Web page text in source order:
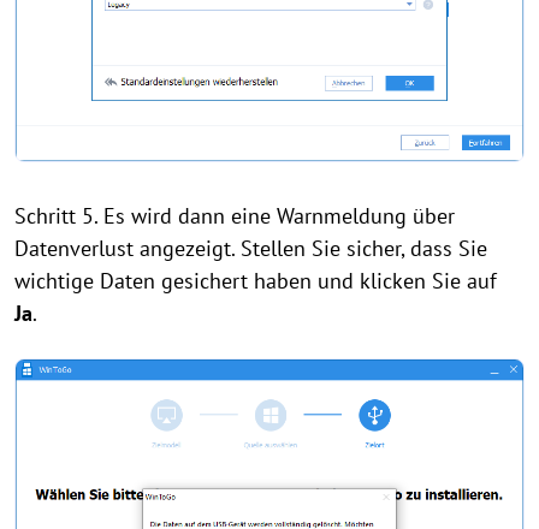
Schritt 5. Es wird dann eine Warnmeldung über
Datenverlust angezeigt. Stellen Sie sicher, dass Sie
wichtige Daten gesichert haben und klicken Sie auf
Ja.